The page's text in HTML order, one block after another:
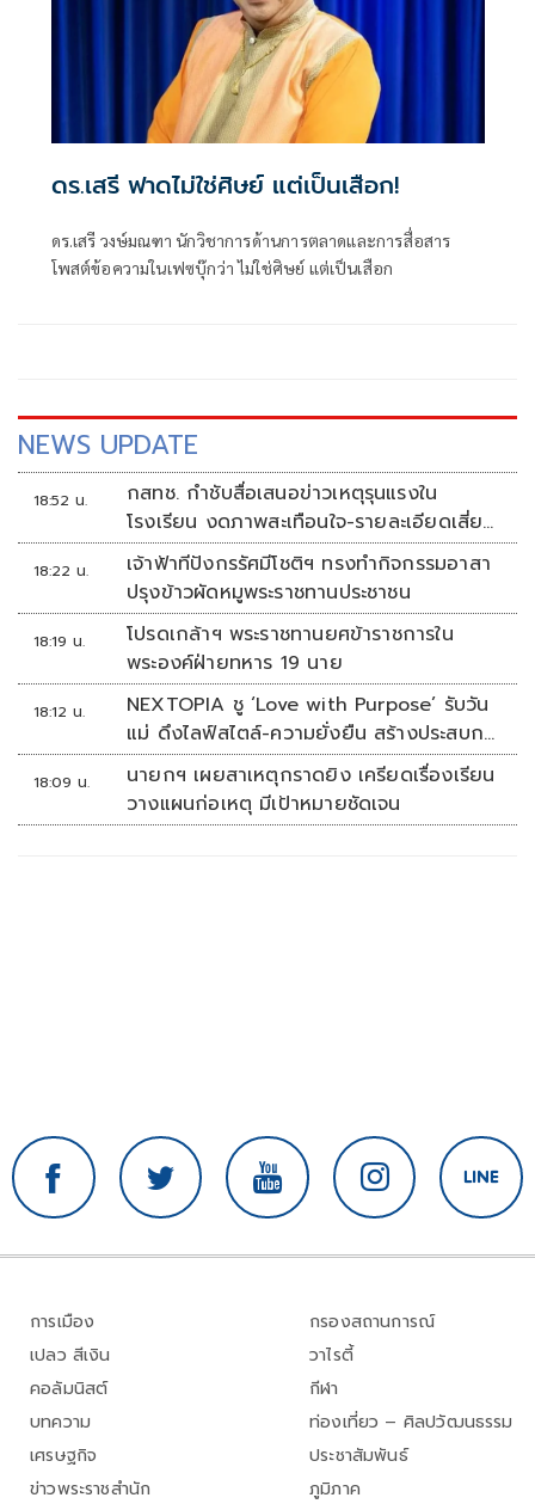
ดร.เสรี ฟาดไม่ใช่ศิษย์ แต่เป็นเสือก!
ดร.เสรี วงษ์มณฑา นักวิชาการด้านการตลาดและการสื่อสาร
โพสต์ข้อความในเฟซบุ๊กว่า ไม่ใช่ศิษย์ แต่เป็นเสือก
NEWS UPDATE
18:52 น.
กสทช. กำชับสื่อเสนอข่าวเหตุรุนแรงใน
โรงเรียน งดภาพสะเทือนใจ-รายละเอียดเสี่ยง
เลียนแบบ
18:22 น.
เจ้าฟ้าทีปังกรรัศมีโชติฯ ทรงทำกิจกรรมอาสา
ปรุงข้าวผัดหมูพระราชทานประชาชน
18:19 น.
โปรดเกล้าฯ พระราชทานยศข้าราชการใน
พระองค์ฝ่ายทหาร 19 นาย
18:12 น.
NEXTOPIA ชู ‘Love with Purpose’ รับวัน
แม่ ดึงไลฟ์สไตล์-ความยั่งยืน สร้างประสบกา
รณ์ช้อปปิงมีความหมาย
18:09 น.
นายกฯ เผยสาเหตุกราดยิง เครียดเรื่องเรียน
วางแผนก่อเหตุ มีเป้าหมายชัดเจน
การเมือง
เปลว สีเงิน
คอลัมนิสต์
บทความ
เศรษฐกิจ
ข่าวพระราชสำนัก
กรองสถานการณ์
วาไรตี้
กีฬา
ท่องเที่ยว – ศิลปวัฒนธรรม
ประชาสัมพันธ์
ภูมิภาค